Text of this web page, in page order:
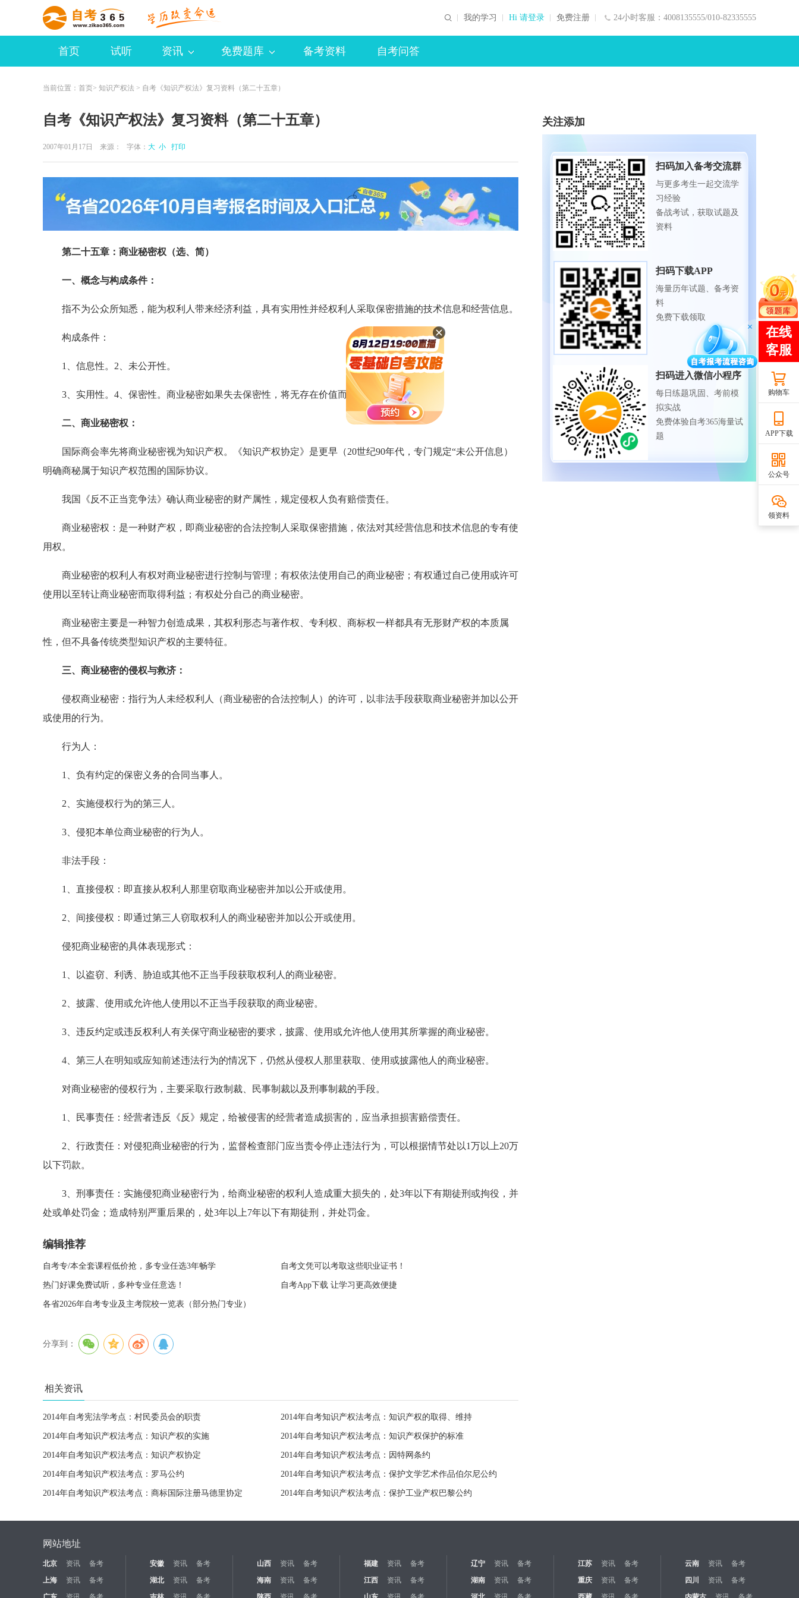
24小时客服：4008135555/010-82335555
我的学习 Hi 请登录 免费注册
首页 试听 资讯 免费题库 备考资料 自考问答
当前位置： 首页> 知识产权法 > 自考《知识产权法》复习资料（第二十五章）
自考《知识产权法》复习资料（第二十五章）
2007年01月17日 来源： 字体： 大 小 打印
第二十五章：商业秘密权（选、简）
一、概念与构成条件：
指不为公众所知悉，能为权利人带来经济利益，具有实用性并经权利人采取保密措施的技术信息和经营信息。
构成条件：
1、信息性。2、未公开性。
3、实用性。4、保密性。商业秘密如果失去保密性，将无存在价值而言。
二、商业秘密权：
国际商会率先将商业秘密视为知识产权。《知识产权协定》是更早（20世纪90年代，专门规定“未公开信息）
明确商秘属于知识产权范围的国际协议。
我国《反不正当竞争法》确认商业秘密的财产属性，规定侵权人负有赔偿责任。
商业秘密权：是一种财产权，即商业秘密的合法控制人采取保密措施，依法对其经营信息和技术信息的专有使
用权。
商业秘密的权利人有权对商业秘密进行控制与管理；有权依法使用自己的商业秘密；有权通过自己使用或许可
使用以至转让商业秘密而取得利益；有权处分自己的商业秘密。
商业秘密主要是一种智力创造成果，其权利形态与著作权、专利权、商标权一样都具有无形财产权的本质属
性，但不具备传统类型知识产权的主要特征。
三、商业秘密的侵权与救济：
侵权商业秘密：指行为人未经权利人（商业秘密的合法控制人）的许可，以非法手段获取商业秘密并加以公开
或使用的行为。
行为人：
1、负有约定的保密义务的合同当事人。
2、实施侵权行为的第三人。
3、侵犯本单位商业秘密的行为人。
非法手段：
1、直接侵权：即直接从权利人那里窃取商业秘密并加以公开或使用。
2、间接侵权：即通过第三人窃取权利人的商业秘密并加以公开或使用。
侵犯商业秘密的具体表现形式：
1、以盗窃、利诱、胁迫或其他不正当手段获取权利人的商业秘密。
2、披露、使用或允许他人使用以不正当手段获取的商业秘密。
3、违反约定或违反权利人有关保守商业秘密的要求，披露、使用或允许他人使用其所掌握的商业秘密。
4、第三人在明知或应知前述违法行为的情况下，仍然从侵权人那里获取、使用或披露他人的商业秘密。
对商业秘密的侵权行为，主要采取行政制裁、民事制裁以及刑事制裁的手段。
1、民事责任：经营者违反《反》规定，给被侵害的经营者造成损害的，应当承担损害赔偿责任。
2、行政责任：对侵犯商业秘密的行为，监督检查部门应当责令停止违法行为，可以根据情节处以1万以上20万
以下罚款。
3、刑事责任：实施侵犯商业秘密行为，给商业秘密的权利人造成重大损失的，处3年以下有期徒刑或拘役，并
处或单处罚金；造成特别严重后果的，处3年以上7年以下有期徒刑，并处罚金。
编辑推荐
自考专/本全套课程低价抢，多专业任选3年畅学 自考文凭可以考取这些职业证书！
热门好课免费试听，多种专业任意选！ 自考App下载 让学习更高效便捷
各省2026年自考专业及主考院校一览表（部分热门专业）
分享到：
相关资讯
2014年自考宪法学考点：村民委员会的职责 2014年自考知识产权法考点：知识产权的取得、维持
2014年自考知识产权法考点：知识产权的实施 2014年自考知识产权法考点：知识产权保护的标准
2014年自考知识产权法考点：知识产权协定 2014年自考知识产权法考点：因特网条约
2014年自考知识产权法考点：罗马公约 2014年自考知识产权法考点：保护文学艺术作品伯尔尼公约
2014年自考知识产权法考点：商标国际注册马德里协定 2014年自考知识产权法考点：保护工业产权巴黎公约
关注添加
扫码加入备考交流群
与更多考生一起交流学
习经验
备战考试，获取试题及
资料
扫码下载APP
海量历年试题、备考资
料
免费下载领取
扫码进入微信小程序
每日练题巩固、考前模
拟实战
免费体验自考365海量试
题
购物车
APP下载
公众号
领资料
网站地址
北京 资讯 备考 安徽 资讯 备考 山西 资讯 备考 福建 资讯 备考 辽宁 资讯 备考 江苏 资讯 备考 云南 资讯
备考
上海
资讯 备考 湖北 资讯 备考 海南 资讯 备考 江西 资讯 备考 湖南 资讯 备考 重庆 资讯 备考 四川 资讯
备考